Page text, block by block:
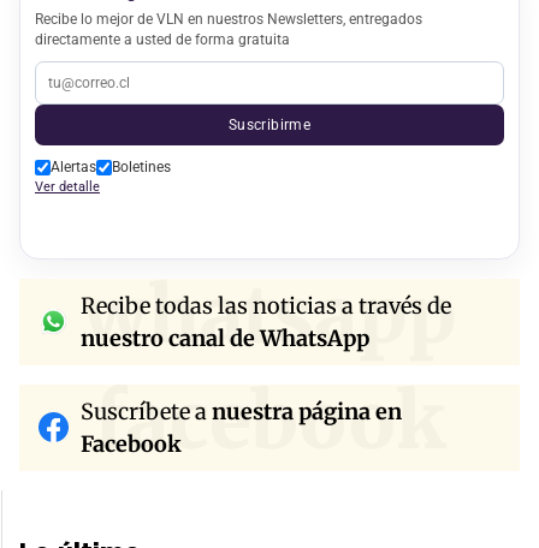
Recibe lo mejor de VLN en nuestros Newsletters, entregados
directamente a usted de forma gratuita
Suscribirme
Alertas Boletines
Ver detalle
whatsapp
Recibe todas las noticias a través de
nuestro canal de WhatsApp
facebook
Suscríbete anuestra página en
Facebook